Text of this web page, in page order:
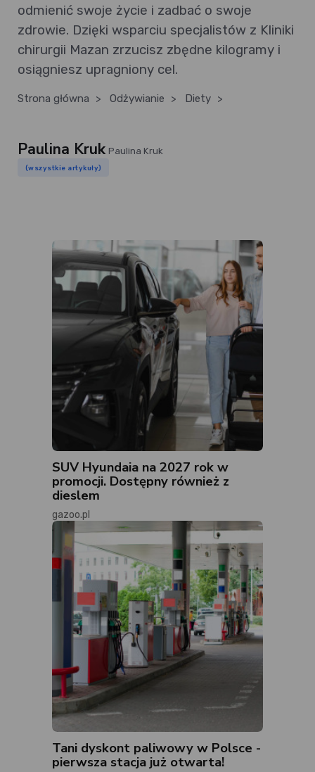
odmienić swoje życie i zadbać o swoje
zdrowie. Dzięki wsparciu specjalistów z Kliniki
chirurgii Mazan zrzucisz zbędne kilogramy i
osiągniesz upragniony cel.
Strona główna > Odżywianie > Diety >
Paulina Kruk Paulina Kruk
(wszystkie artykuły)
SUV Hyundaia na 2027 rok w
promocji. Dostępny również z
dieslem
gazoo.pl
Tani dyskont paliwowy w Polsce -
pierwsza stacja już otwarta!